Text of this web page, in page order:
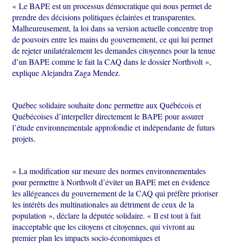
« Le BAPE est un processus démocratique qui nous permet de
prendre des décisions politiques éclairées et transparentes.
Malheureusement, la loi dans sa version actuelle concentre trop
de pouvoirs entre les mains du gouvernement, ce qui lui permet
de rejeter unilatéralement les demandes citoyennes pour la tenue
d’un BAPE comme le fait la CAQ dans le dossier Northvolt »,
explique Alejandra Zaga Mendez.
Québec solidaire souhaite donc permettre aux Québécois et
Québécoises d’interpeller directement le BAPE pour assurer
l’étude environnementale approfondie et indépendante de futurs
projets.
« La modification sur mesure des normes environnementales
pour permettre à Northvolt d’éviter un BAPE met en évidence
les allégeances du gouvernement de la CAQ qui préfère prioriser
les intérêts des multinationales au détriment de ceux de la
population », déclare la députée solidaire. « Il est tout à fait
inacceptable que les citoyens et citoyennes, qui vivront au
premier plan les impacts socio-économiques et